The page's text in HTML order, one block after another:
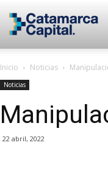
Inicio Noticias
Noticias
22 abril, 2022